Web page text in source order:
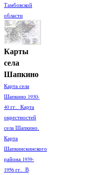
Тамбовской
области
Карты
села
Шапкино
Карта села
Шапкино 1930-
40 гг. Карта
окрестностей
села Шапкино.
Карта
Шапкинскинского
района 1939-
1956 гг. В